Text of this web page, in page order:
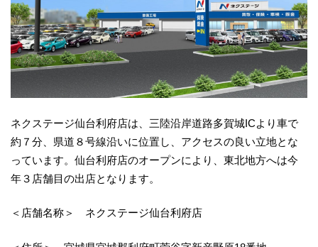
ネクステージ仙台利府店は、三陸沿岸道路多賀城ICより車で
約７分、県道８号線沿いに位置し、アクセスの良い立地とな
っています。仙台利府店のオープンにより、東北地方へは今
年３店舗目の出店となります。
＜店舗名称＞ ネクステージ仙台利府店